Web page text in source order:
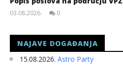
03.08.2026.
0
NAJAVE DOGAĐANJA
15.08.2026. Astro Party